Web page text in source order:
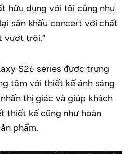
hữu dụng với tôi cũng như
sân khấu concert với chất
vượt trội.”
S26 series được trưng
tâm với thiết kế ánh sáng
thị giác và giúp khách
thiết kế cũng như hoàn
phẩm.